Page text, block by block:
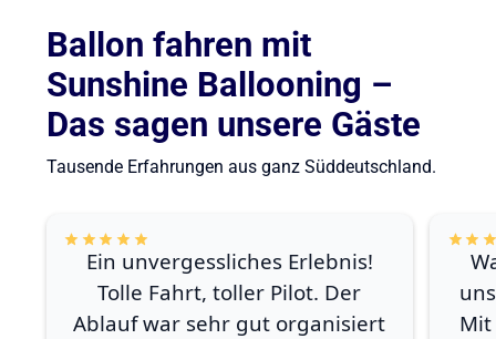
Ballon fahren mit
Sunshine Ballooning –
Das sagen unsere Gäste
Tausende Erfahrungen aus ganz Süddeutschland.
Ein unvergessliches Erlebnis!
Tolle Fahrt, toller Pilot. Der
Ablauf war sehr gut organisiert